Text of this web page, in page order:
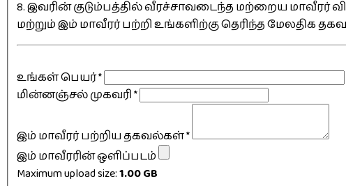
8. இவரின் குடும்பத்தில் வீரச்சாவடைந்த மற்றைய மாவீரர்
மற்றும் இம் மாவீரர் பற்றி உங்களிற்கு தெரிந்த மேலதிக
உங்கள் பெயர்*
மின்னஞ்சல் முகவரி*
இம் மாவீரர் பற்றிய தகவல்கள்*
இம் மாவீரரின் ஒளிப்படம்
Maximum upload size:1.00 GB